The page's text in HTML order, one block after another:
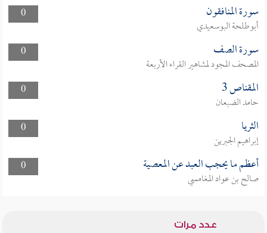
0
سورة المنافقون
أبوطلحة البوسعيدي
0
سورة الصف
المصحف المجود لمشاهير القراء الأربعة
0
المقناص 3
حامد الضبعان
0
الثريا
إبراهيم الجبرين
0
أعظم ما يحجب العبد عن المعصية
صالح بن عواد المغامسي
عدد مرات